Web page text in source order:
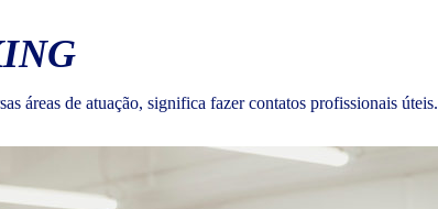
áreas de atuação, significa fazer contatos profissionais úteis.